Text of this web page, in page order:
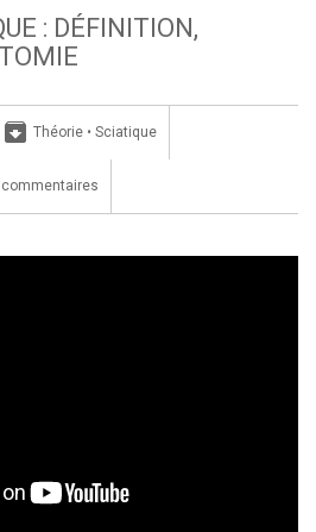
: DÉFINITION,
archive Théorie • Sciatique
commentaires